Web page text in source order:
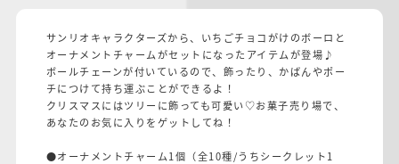
サンリオキャラクターズから、いちごチョコがけのボーロと
オーナメントチャームがセットになったアイテムが登場♪
ボールチェーンが付いているので、飾ったり、かばんやポー
チにつけて持ち運ぶことができるよ！
クリスマスにはツリーに飾っても可愛い♡お菓子売り場で、
あなたのお気に入りをゲットしてね！
●オーナメントチャーム1個（全10種/うちシークレット1